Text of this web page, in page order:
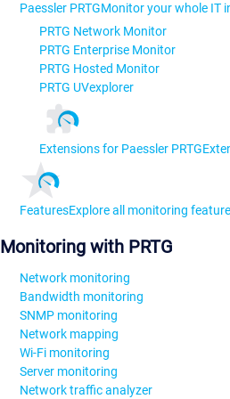
Paessler PRTGMonitor your whole IT
PRTG Network Monitor
PRTG Enterprise Monitor
PRTG Hosted Monitor
PRTG UVexplorer
Extensions for Paessler PRTG
FeaturesExplore all monitoring
Monitoring with PRTG
Network monitoring
Bandwidth monitoring
SNMP monitoring
Network mapping
Wi-Fi monitoring
Server monitoring
Network traffic analyzer